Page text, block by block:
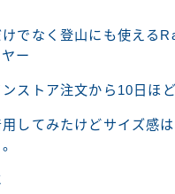
けでなく登山にも使える
ー
ストア注文から10日ほ
してみたけどサイズ感は